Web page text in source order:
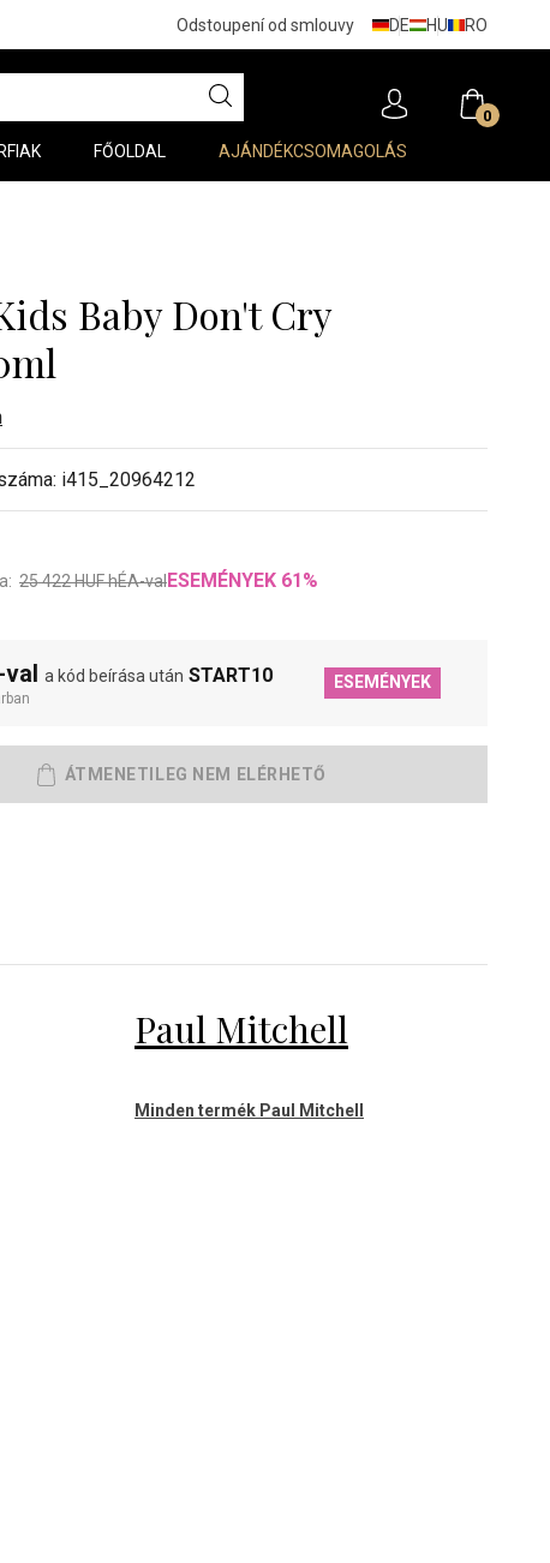
Odstoupení od smlouvy DE HU RO
0
FŐOLDAL AJÁNDÉKCSOMAGOLÁS
Baby Don't Cry
i415_20964212
25 422HUFhÉA-valESEMÉNYEK 61%
val a kód beírása után START10 ESEMÉNYEK
Paul Mitchell
Minden termék Paul Mitchell